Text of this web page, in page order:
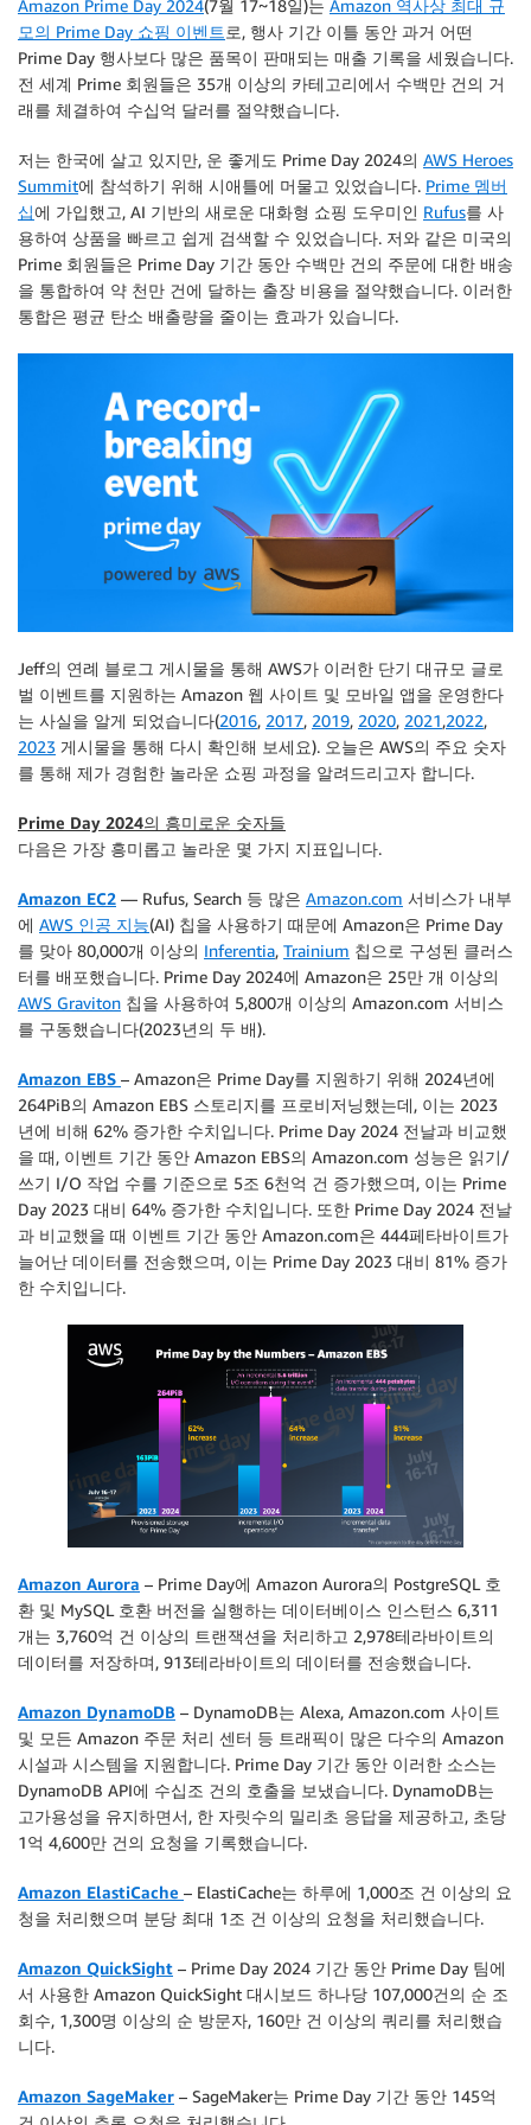
Amazon Prime Day 2024(7월 17~18일)는 Amazon 역사상 최대 규
모의 Prime Day 쇼핑 이벤트 로, 행사 기간 이틀 동안 과거 어떤
Prime Day 행사보다 많은 품목이 판매되는 매출 기록을 세웠습니다.
전 세계 Prime 회원들은 35개 이상의 카테고리에서 수백만 건의 거
래를 체결하여 수십억 달러를 절약했습니다.
저는 한국에 살고 있지만, 운 좋게도 Prime Day 2024의 AWS Heroes
Summit에 참석하기 위해 시애틀에 머물고 있었습니다. Prime 멤버
십에 가입했고, AI 기반의 새로운 대화형 쇼핑 도우미인 Rufus를 사
용하여 상품을 빠르고 쉽게 검색할 수 있었습니다. 저와 같은 미국의
Prime 회원들은 Prime Day 기간 동안 수백만 건의 주문에 대한 배송
을 통합하여 약 천만 건에 달하는 출장 비용을 절약했습니다. 이러한
통합은 평균 탄소 배출량을 줄이는 효과가 있습니다.
Jeff의 연례 블로그 게시물을 통해 AWS가 이러한 단기 대규모 글로
벌 이벤트를 지원하는 Amazon 웹 사이트 및 모바일 앱을 운영한다
는 사실을 알게 되었습니다(2016, 2017, 2019, 2020, 2021,2022,
2023 게시물을 통해 다시 확인해 보세요). 오늘은 AWS의 주요 숫자
를 통해 제가 경험한 놀라운 쇼핑 과정을 알려드리고자 합니다.
Prime Day 2024의 흥미로운 숫자들
다음은 가장 흥미롭고 놀라운 몇 가지 지표입니다.
Amazon EC2 — Rufus, Search 등 많은 Amazon.com 서비스가 내부
에 AWS 인공 지능(AI) 칩을 사용하기 때문에 Amazon은 Prime Day
를 맞아 80,000개 이상의 Inferentia, Trainium 칩으로 구성된 클러스
터를 배포했습니다. Prime Day 2024에 Amazon은 25만 개 이상의
AWS Graviton 칩을 사용하여 5,800개 이상의 Amazon.com 서비스
를 구동했습니다(2023년의 두 배).
Amazon EBS – Amazon은 Prime Day를 지원하기 위해 2024년에
264PiB의 Amazon EBS 스토리지를 프로비저닝했는데, 이는 2023
년에 비해 62% 증가한 수치입니다. Prime Day 2024 전날과 비교했
을 때, 이벤트 기간 동안 Amazon EBS의 Amazon.com 성능은 읽기/
쓰기 I/O 작업 수를 기준으로 5조 6천억 건 증가했으며, 이는 Prime
Day 2023 대비 64% 증가한 수치입니다. 또한 Prime Day 2024 전날
과 비교했을 때 이벤트 기간 동안 Amazon.com은 444페타바이트가
늘어난 데이터를 전송했으며, 이는 Prime Day 2023 대비 81% 증가
한 수치입니다.
Amazon Aurora – Prime Day에 Amazon Aurora의 PostgreSQL 호
환 및 MySQL 호환 버전을 실행하는 데이터베이스 인스턴스 6,311
개는 3,760억 건 이상의 트랜잭션을 처리하고 2,978테라바이트의
데이터를 저장하며, 913테라바이트의 데이터를 전송했습니다.
Amazon DynamoDB – DynamoDB는 Alexa, Amazon.com 사이트
및 모든 Amazon 주문 처리 센터 등 트래픽이 많은 다수의 Amazon
시설과 시스템을 지원합니다. Prime Day 기간 동안 이러한 소스는
DynamoDB API에 수십조 건의 호출을 보냈습니다. DynamoDB는
고가용성을 유지하면서, 한 자릿수의 밀리초 응답을 제공하고, 초당
1억 4,600만 건의 요청을 기록했습니다.
Amazon ElastiCache – ElastiCache는 하루에 1,000조 건 이상의 요
청을 처리했으며 분당 최대 1조 건 이상의 요청을 처리했습니다.
Amazon QuickSight – Prime Day 2024 기간 동안 Prime Day 팀에
서 사용한 Amazon QuickSight 대시보드 하나당 107,000건의 순 조
회수, 1,300명 이상의 순 방문자, 160만 건 이상의 쿼리를 처리했습
니다.
Amazon SageMaker – SageMaker는 Prime Day 기간 동안 145억